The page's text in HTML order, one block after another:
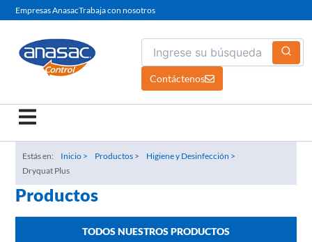
al
Empresas AnasacTrabaja con nosotros
Contáctenos
Estás en: Inicio > Productos >
Higiene y Desinfección >
Dryquat Plus
Productos
TODOS NUESTROS PRODUCTOS